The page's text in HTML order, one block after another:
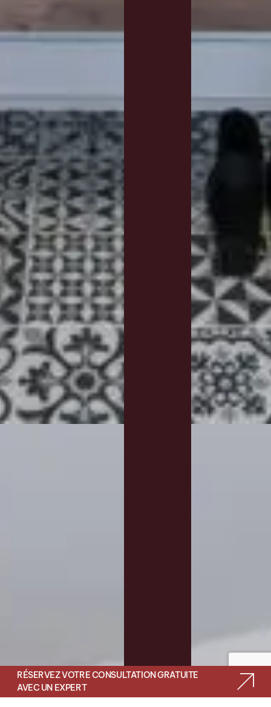
RÉSERVEZ VOTRE CONSULTATION GRATUITE
AVEC UN EXPERT